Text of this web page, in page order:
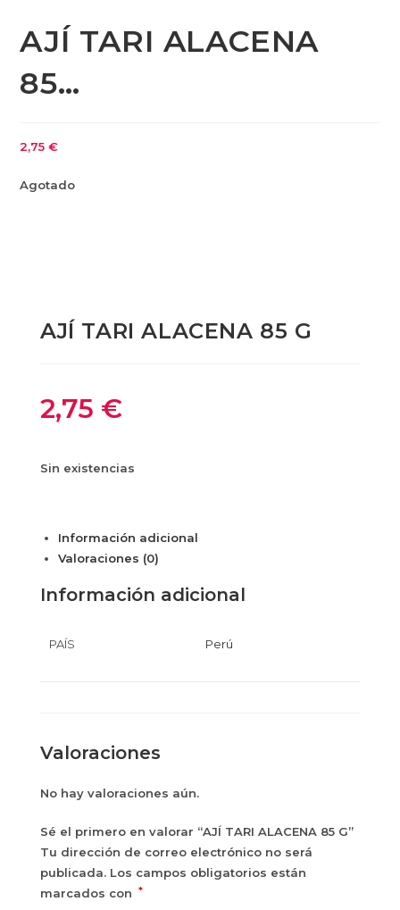
AJÍ TARI ALACENA
85…
2,75€
Agotado
AJÍ TARI ALACENA 85 G
2,75 €
Sin existencias
Información adicional
Valoraciones (0)
Información adicional
PAÍS Perú
Valoraciones
No hay valoraciones aún.
Sé el primero en valorar “AJÍ TARI ALACENA 85 G”
Tu dirección de correo electrónico no será
publicada. Los campos obligatorios están
marcados con
*